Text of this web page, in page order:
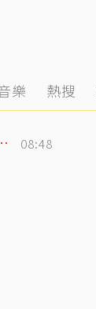
樂 熱搜
孩」女網友怒揭黑歷史 08:48